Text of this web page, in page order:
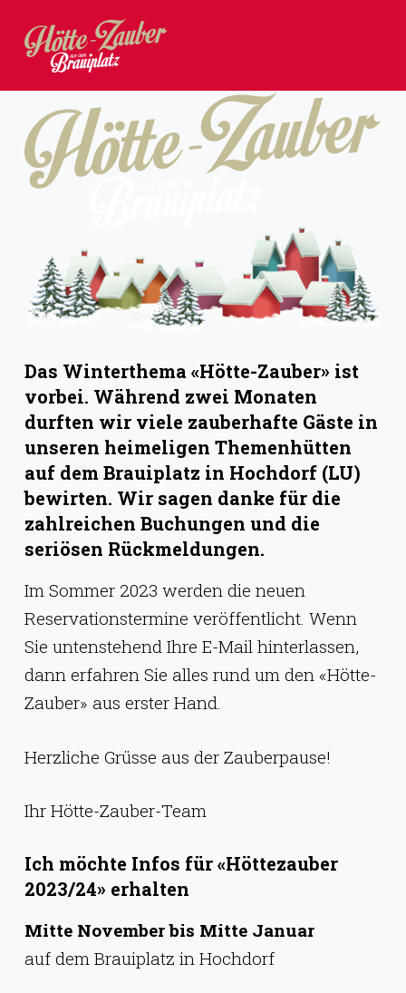
u
n
h
n
g
e
n
Das Winterthema «Hötte-Zauber» ist
vorbei. Während zwei Monaten
durften wir viele zauberhafte Gäste in
unseren heimeligen Themenhütten
auf dem Brauiplatz in Hochdorf (LU)
bewirten. Wir sagen danke für die
zahlreichen Buchungen und die
seriösen Rückmeldungen.
Im Sommer 2023 werden die neuen
Reservationstermine veröffentlicht. Wenn
Sie untenstehend Ihre E-Mail hinterlassen,
dann erfahren Sie alles rund um den «Hötte-
Zauber» aus erster Hand.
Herzliche Grüsse aus der Zauberpause!
Ihr Hötte-Zauber-Team
Ich möchte Infos für «Höttezauber
2023/24» erhalten
Mitte November bis Mitte Januar
auf dem Brauiplatz in Hochdorf